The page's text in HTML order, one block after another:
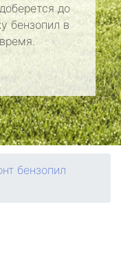
до
бензопил в
бензопил